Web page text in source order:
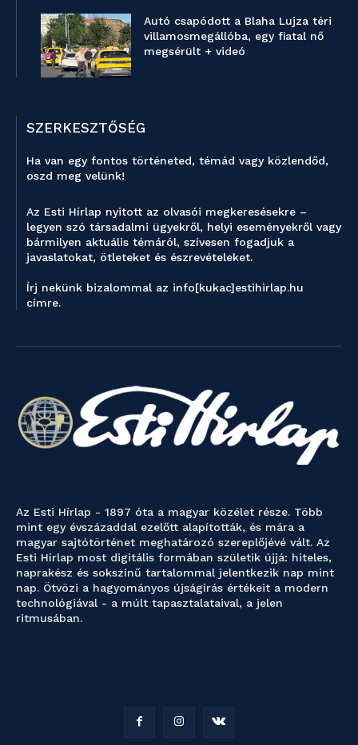
Autó csapódott a Blaha Lujza téri
villamosmegállóba, egy fiatal nő
megsérült + videó
SZERKESZTŐSÉG
Ha van egy fontos történeted, témád vagy közlendőd,
oszd meg velünk!
Az Esti Hírlap nyitott az olvasói megkeresésekre –
legyen szó társadalmi ügyekről, helyi eseményekről vagy
bármilyen aktuális témáról, szívesen fogadjuk a
javaslatokat, ötleteket és észrevételeket.
Írj nekünk bizalommal az info[kukac]estihirlap.hu
címre.
Az Esti Hírlap - 1897 óta a magyar közélet része. Több
mint egy évszázaddal ezelőtt alapították, és mára a
magyar sajtótörténet meghatározó szereplőjévé vált. Az
Esti Hírlap most digitális formában születik újjá: hiteles,
naprakész és sokszínű tartalommal jelentkezik nap mint
nap. Ötvözi a hagyományos újságírás értékeit a modern
technológiával - a múlt tapasztalataival, a jelen
ritmusában.